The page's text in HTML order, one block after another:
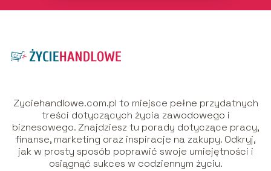
Zyciehandlowe.com.pl to miejsce pełne przydatnych
treści dotyczących życia zawodowego i
biznesowego. Znajdziesz tu porady dotyczące pracy,
finanse, marketing oraz inspiracje na zakupy. Odkryj,
jak w prosty sposób poprawić swoje umiejętności i
osiągnąć sukces w codziennym życiu.